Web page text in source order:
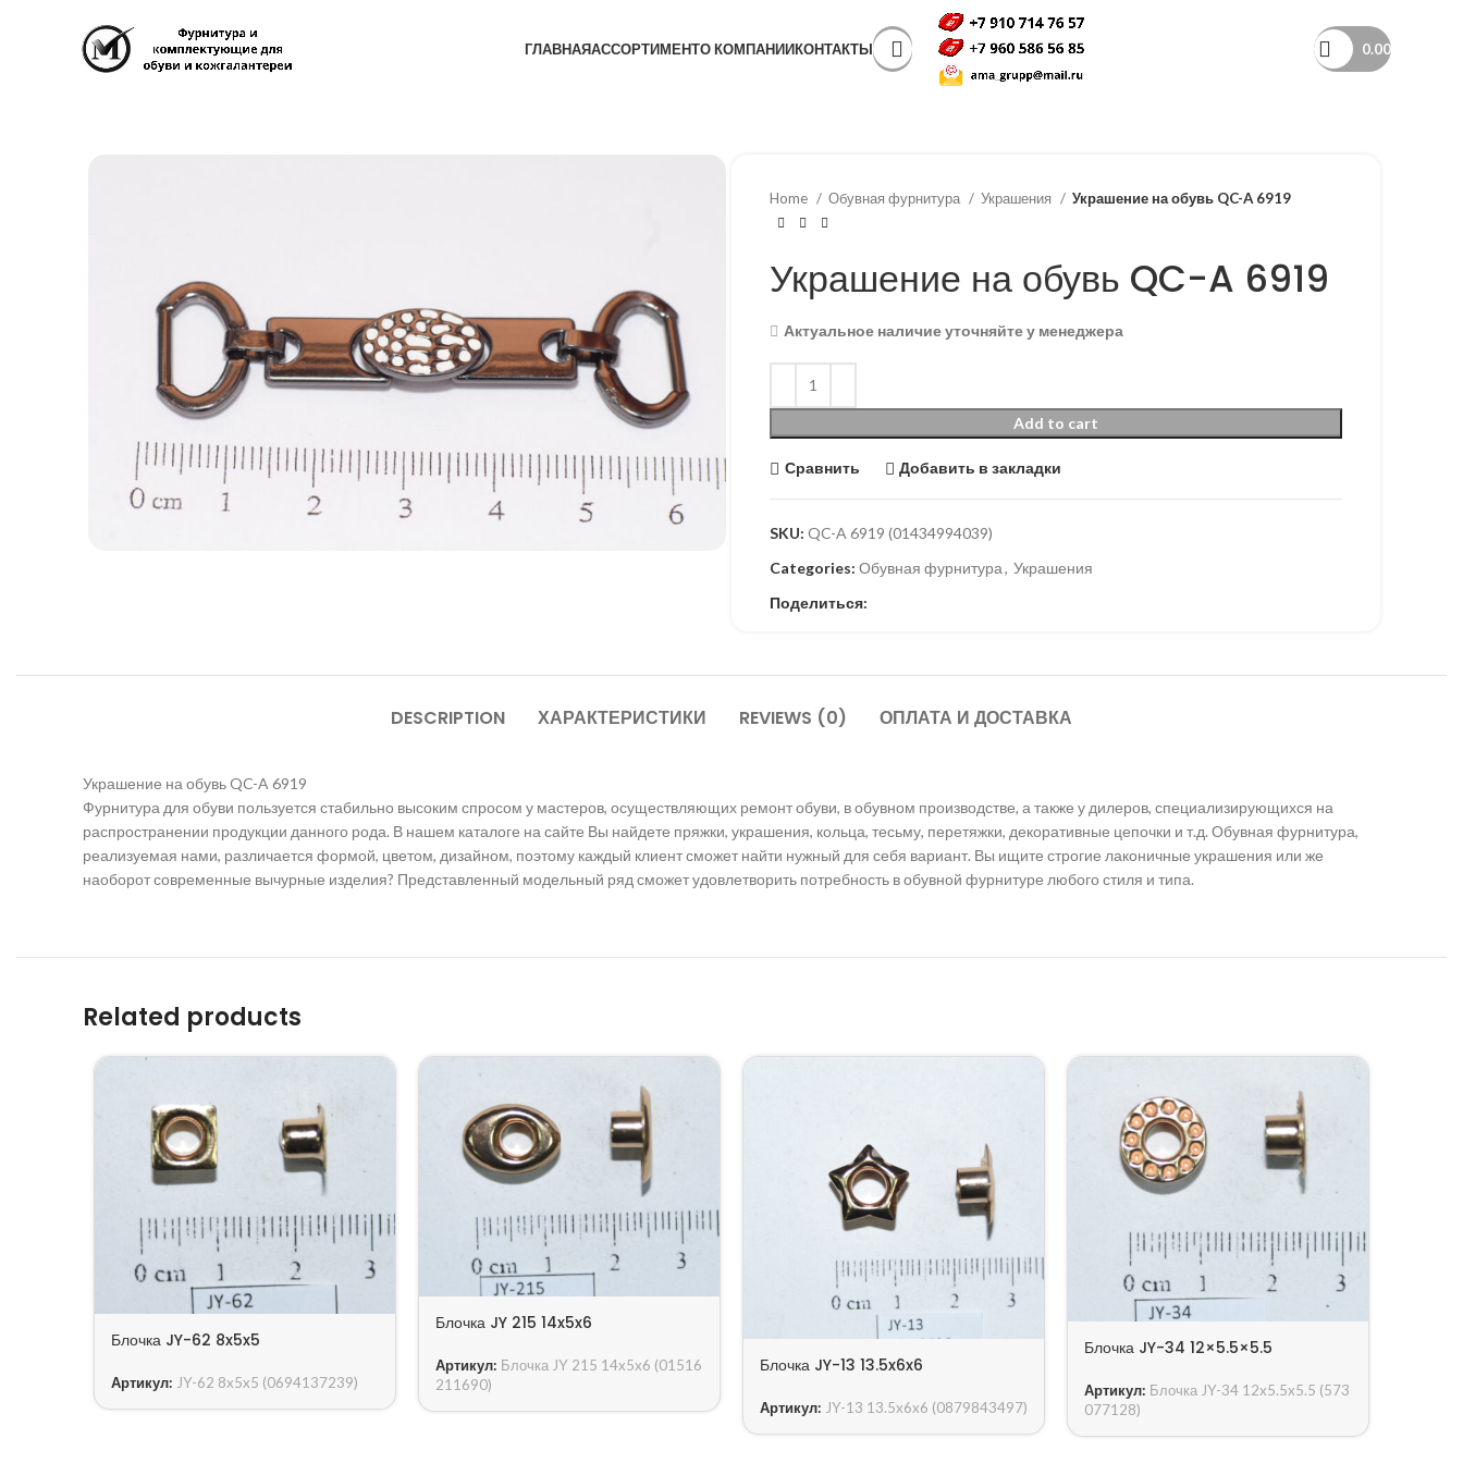
ГЛАВНАЯАССОРТИМЕНТО КОМПАНИИКОНТАКТЫ 0.00
Home Обувная фурнитура Украшения Украшение на обувь QC-A 6919
Украшение на обувь QC-A 6919
Актуальное наличие уточняйте у менеджера
Add to cart
Сравнить Добавить в закладки
SKU: QC-A 6919 (01434994039)
Categories: Обувная фурнитура, Украшения
Поделиться:
DESCRIPTION ХАРАКТЕРИСТИКИ REVIEWS (0) ОПЛАТА И ДОСТАВКА
Украшение на обувь QC-A 6919
Фурнитура для обуви пользуется стабильно высоким спросом у мастеров, осуществляющих ремонт обуви, в обувном производстве, а также у дилеров, специализирующихся на
распространении продукции данного рода. В нашем каталоге на сайте Вы найдете пряжки, украшения, кольца, тесьму, перетяжки, декоративные цепочки и т.д. Обувная фурнитура,
реализуемая нами, различается формой, цветом, дизайном, поэтому каждый клиент сможет найти нужный для себя вариант. Вы ищите строгие лаконичные украшения или же
наоборот современные вычурные изделия? Представленный модельный ряд сможет удовлетворить потребность в обувной фурнитуре любого стиля и типа.
Related products
Блочка JY-62 8x5x5
Артикул: JY-62 8x5x5 (0694137239)
Блочка JY 215 14x5x6
Артикул: Блочка JY 215 14x5x6 (01516
211690)
Блочка JY-13 13.5x6x6
Артикул: JY-13 13.5x6x6 (0879843497)
Блочка JY-34 12×5.5×5.5
Артикул: Блочка JY-34 12x5.5x5.5 (573
077128)